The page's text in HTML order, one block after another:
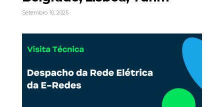
Setembro 10, 2025